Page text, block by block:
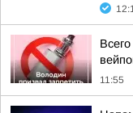
11:55